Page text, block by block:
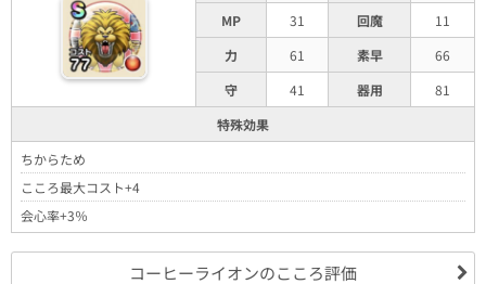
MP 31 回魔
11
力
61 素早
66
守
41 器用
81
特殊効果
ちからため
こころ最大コスト+4
会心率+3％
コーヒーライオンのこころ評価